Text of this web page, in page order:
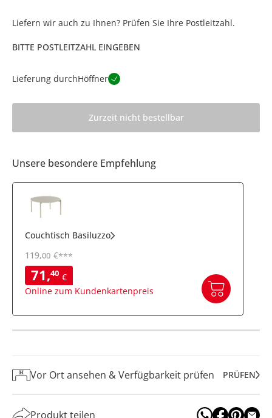
Liefern wir auch zu Ihnen? Prüfen Sie Ihre Postleitzahl.
BITTE POSTLEITZAHL EINGEBEN
Lieferung durchHöffner
Zurzeit nicht bestellbar
Unsere besondere Empfehlung
Couchtisch Basiluzzo
71,40 €
Online zum Kundenkartenpreis
119,00 €***
Vor Ort ansehen & Verfügbarkeit prüfen PRÜFEN
Produkt teilen